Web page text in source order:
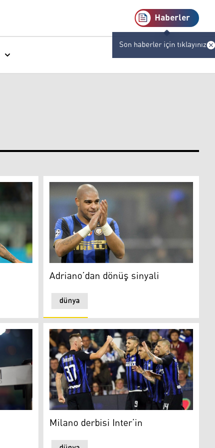
Haberler
Son haberler için tıklayınız
Adriano’dan dönüş sinyali
dünya
Adriano’dan dönüş sinyali
Milano derbisi Inter’in
Milano derbisi Inter’in